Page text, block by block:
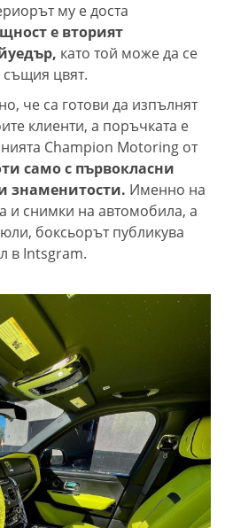
му е доста
е вторият
като той може да се
цвят.
че са готови да изпълнят
клиенти, а поръчката е
Champion Motoring от
само с първокласни
знаменитости. Именно на
и снимки на автомобила, а
боксьорът публикува
в Intsgram.